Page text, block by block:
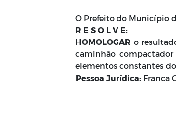
O Prefeito do Município
R E S O L V E:
HOMOLOGAR o
caminhão compactador
elementos constantes
Pessoa Jurídica: Franca